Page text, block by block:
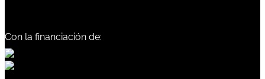
Con la financiación de: